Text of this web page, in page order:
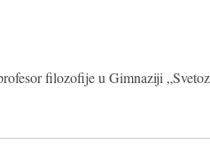
filozofije u Gimnaziji